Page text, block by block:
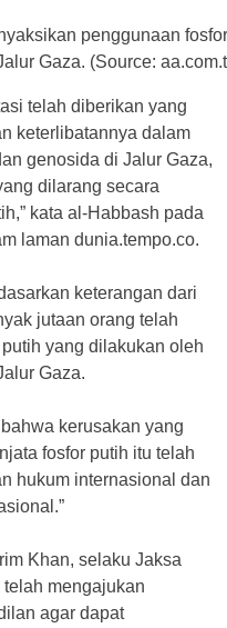
penggunaan
Gaza. (Source:
telah diberikan yang
keterlibatannya dalam
genosida di Jalur Gaza,
dilarang secara
kata al-Habbash pada
laman dunia.tempo.co.
keterangan dari
jutaan orang telah
yang dilakukan oleh
Gaza.
kerusakan yang
fosfor putih itu telah
hukum internasional dan
Khan, selaku Jaksa
mengajukan
agar dapat